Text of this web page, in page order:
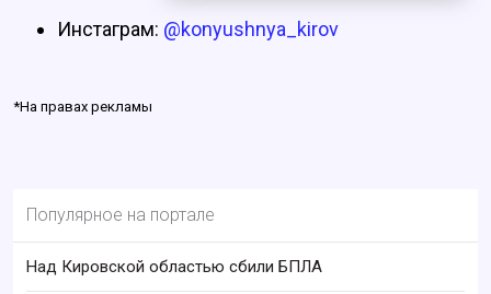
Инстаграм: @konyushnya_kirov
*На правах рекламы
Популярное на портале
Над Кировской областью сбили БПЛА